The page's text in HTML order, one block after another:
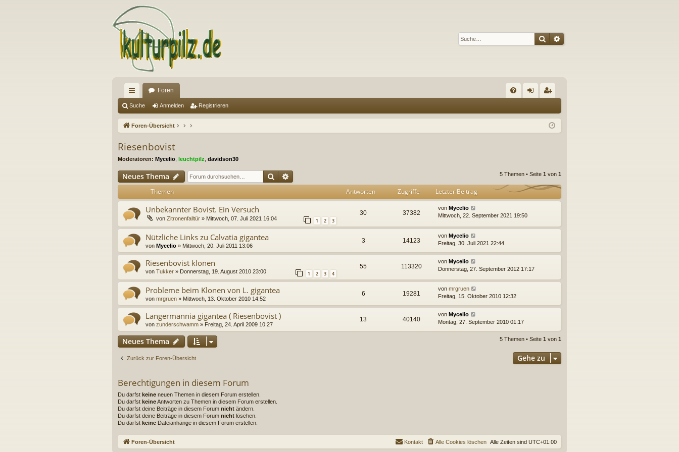
SucheErweiterte Suche
ch
ne
ug
Foren
Q m ist
Suche Anmelden Registrieren
Foren-Übersicht
Riesenbovist
Moderatoren: Mycelio leuchtpilz davidson30
Neues Thema Suche 5 Themen • Seite 1 von 1
Themen Antworten Zugriffe Letzter Beitrag
Unbekannter Bovist. Ein Versuch
von Zitronenfalltür » Mittwoch, 07. Juli 2021 16:04 1 2 3
30 37382
von Mycelio
Mittwoch, 22. September 2021 19:50
Nützliche Links zu Calvatia gigantea
von Mycelio » Mittwoch, 20. Juli 2011 13:06
3 14123
von Mycelio
Freitag, 30. Juli 2021 22:44
Riesenbovist klonen
von Tukker » Donnerstag, 19. August 2010 23:00 1 2 3 4
55 113320
von Mycelio
Donnerstag, 27. September 2012 17:17
Probleme beim Klonen von L. gigantea
von mrgruen » Mittwoch, 13. Oktober 2010 14:52
6 19281
von mrgruen
Freitag, 15. Oktober 2010 12:32
Langermannia gigantea ( Riesenbovist )
von zunderschwamm » Freitag, 24. April 2009 10:27
13 40140
von Mycelio
Montag, 27. September 2010 01:17
Neues Thema 5 Themen • Seite 1 von 1
Zurück zur Foren-Übersicht Gehe zu
Berechtigungen in diesem Forum
Du darfst keine neuen Themen in diesem Forum erstellen.
Du darfst keineAntworten zu Themen in diesem Forum erstellen.
Du darfst deine Beiträge in diesem Forum nicht ändern.
Du darfst deine Beiträge in diesem Forum nicht löschen.
Du darfst keine Dateianhänge in diesem Forum erstellen.
Foren-Übersicht Alle Zeiten sind UTC+01:00
Alle Cookies löschen
Kontakt